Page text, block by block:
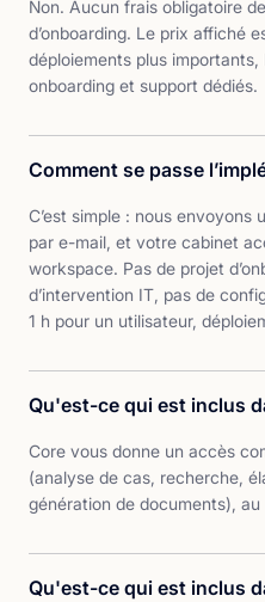
Non. Aucun frais obligatoire
d’onboarding. Le prix affiché
déploiements plus
onboarding et support dédiés.
Comment se passe
C’est simple : nous envoyons
par e-mail, et votre cabinet
workspace. Pas de projet
d’intervention IT, pas de
1 h pour un utilisateur,
Qu'est-ce qui est inclus
Core vous donne un accès
(analyse de cas, recherche,
génération de documents),
Qu'est-ce qui est inclus